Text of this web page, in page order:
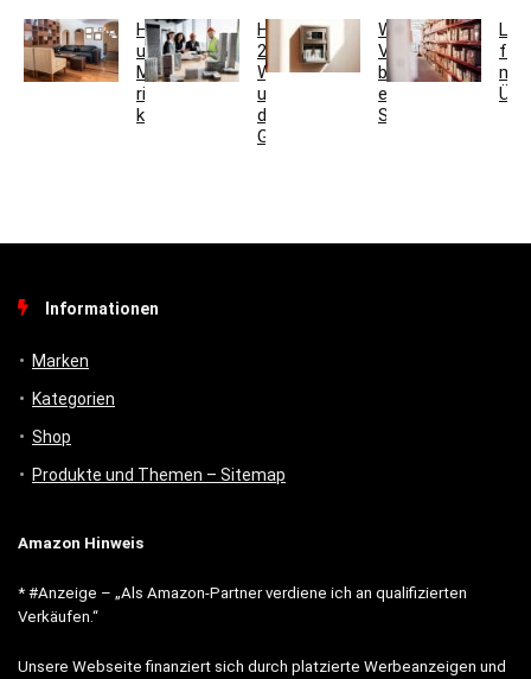
Holzfarben
und
Möbel
richtig
kombinieren
Hausmeisterservice
2.0:
Werkzeugkoffer
und
digitales
Gebäudemanagement
Welche
Vorteile
bietet
ein
Schlüsseltresor?
für
Informationen
Marken
Kategorien
Shop
Produkte und Themen – Sitemap
Amazon Hinweis
* #Anzeige – „Als Amazon-Partner verdiene ich an qualifizierten
Verkäufen.“
Unsere Webseite finanziert sich durch platzierte Werbeanzeigen und